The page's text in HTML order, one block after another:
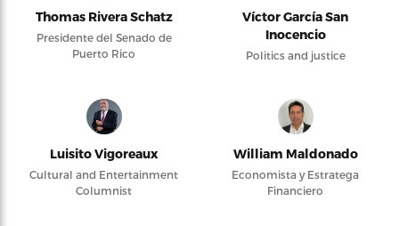
Thomas Rivera Schatz
Presidente del Senado de
Puerto Rico
Víctor García San
Inocencio
Politics and justice
Luisito Vigoreaux
Cultural and Entertainment
Columnist
William Maldonado
Economista y Estratega
Financiero